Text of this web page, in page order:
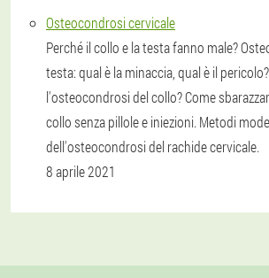
Osteocondrosi cervicale
Perché il collo e la testa fanno male?
testa: qual è la minaccia, qual è il
l'osteocondrosi del collo? Come
collo senza pillole e iniezioni. Metodi
dell'osteocondrosi del rachide cervicale.
8 aprile 2021